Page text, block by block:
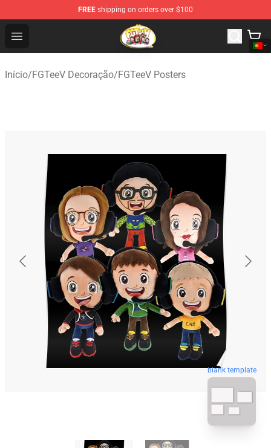
FREE shipping on orders over $100
Open menu
FGTeeV Store - Official FGTeeV Merchandise Shop
Início/FGTeeV Decoração/FGTeeV Posters
blank template